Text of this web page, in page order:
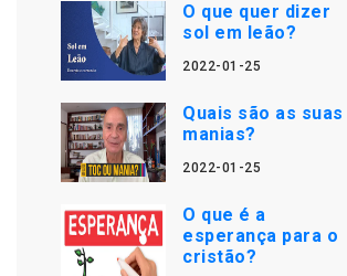
O que quer dizer
sol em leão?
2022-01-25
Quais são as suas
manias?
2022-01-25
O que é a
esperança para o
cristão?